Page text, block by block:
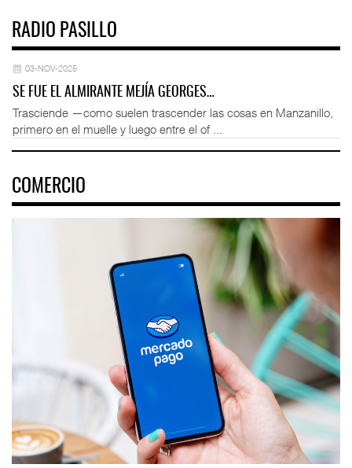
RADIO PASILLO
03-NOV-2025
SE FUE EL ALMIRANTE MEJÍA GEORGES…
Trasciende —como suelen trascender las cosas en Manzanillo,
primero en el muelle y luego entre el of ...
COMERCIO